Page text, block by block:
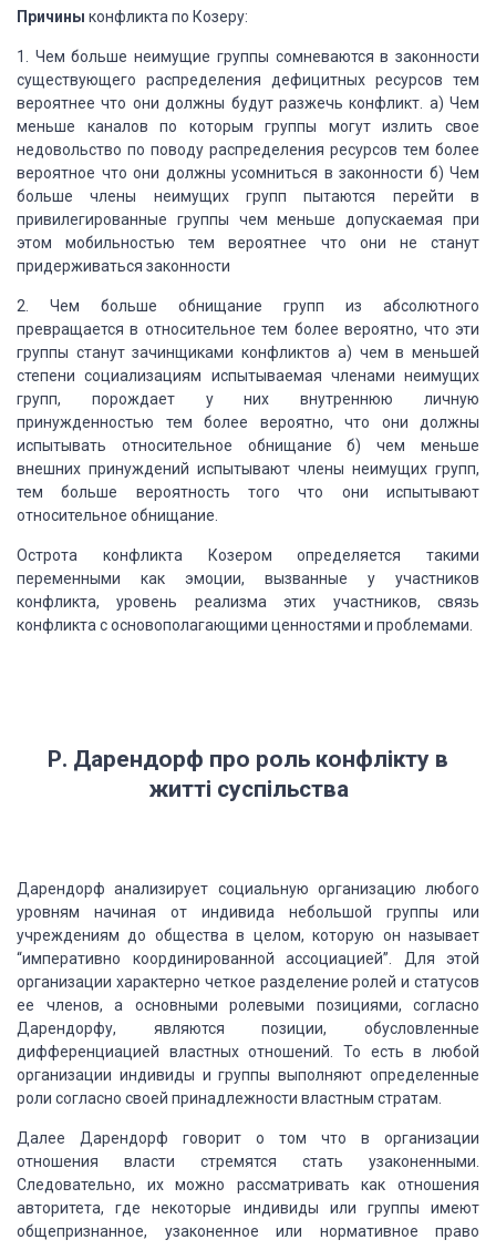
Причины конфликта по Козеру:
1. Чем больше неимущие группы сомневаются в законности
существующего распределения дефицитных ресурсов тем
вероятнее что они должны будут разжечь конфликт. а) Чем
меньше каналов по которым группы могут излить свое
недовольство по поводу распределения ресурсов тем более
вероятное что они должны усомниться в законности б) Чем
больше члены неимущих групп пытаются перейти в
привилегированные группы чем меньше допускаемая при
этом мобильностью тем вероятнее что они не станут
придерживаться законности
2. Чем больше обнищание групп из абсолютного
превращается в относительное тем более вероятно, что эти
группы станут зачинщиками конфликтов а) чем в меньшей
степени социализациям испытываемая членами неимущих
групп, порождает у них внутреннюю личную
принужденностью тем более вероятно, что они должны
испытывать относительное обнищание б) чем меньше
внешних принуждений испытывают члены неимущих групп,
тем больше вероятность того что они испытывают
относительное обнищание.
Острота конфликта Козером определяется такими
переменными как эмоции, вызванные у участников
конфликта, уровень реализма этих участников, связь
конфликта с основополагающими ценностями и проблемами.
Р. Дарендорф про роль конфлікту в
житті суспільства
Дарендорф анализирует социальную организацию любого
уровням начиная от индивида небольшой группы или
учреждениям до общества в целом, которую он называет
“императивно координированной ассоциацией”. Для этой
организации характерно четкое разделение ролей и статусов
ее членов, а основными ролевыми позициями, согласно
Дарендорфу, являются позиции, обусловленные
дифференциацией властных отношений. То есть в любой
организации индивиды и группы выполняют определенные
роли согласно своей принадлежности властным стратам.
Далее Дарендорф говорит о том что в организации
отношения власти стремятся стать узаконенными.
Следовательно, их можно рассматривать как отношения
авторитета, где некоторые индивиды или группы имеют
общепризнанное, узаконенное или нормативное право